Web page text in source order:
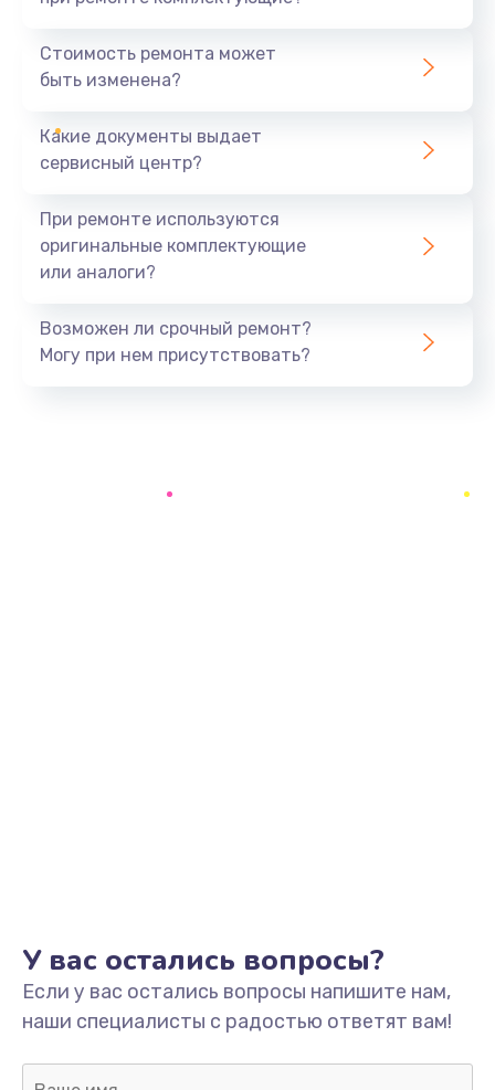
1440 руб.
Ремонт южного моста
Замена батарейки BIOS
Заказать
Замена/Pемонт карбюратора
1300 руб.
Заказать
Стоимость ремонта может
быть изменена?
Какие документы выдает
сервисный центр?
При ремонте используются
оригинальные комплектующие
или аналоги?
Возможен ли срочный ремонт?
Могу при нем присутствовать?
У вас остались вопросы?
Если у вас остались вопросы напишите нам,
наши специалисты с радостью ответят вам!